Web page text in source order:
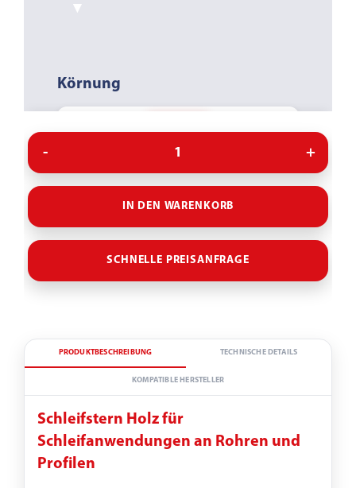
▾
Körnung
-
IN DEN WARENKORB
SCHNELLE PREISANFRAGE
PRODUKTBESCHREIBUNG TECHNISCHE DETAILS
KOMPATIBLE HERSTELLER
Schleifstern Holz für
Schleifanwendungen an Rohren und
Profilen